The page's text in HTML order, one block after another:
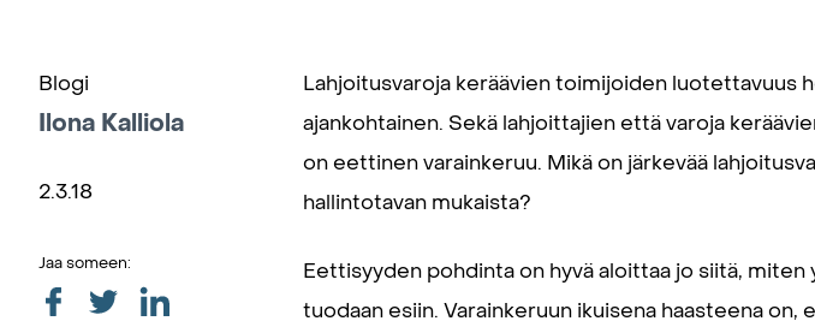
Blogi
Ilona Kalliola
2.3.18
Jaa someen:
Lahjoitusvaroja keräävien toimijoiden luotettavuus
ajankohtainen. Sekä lahjoittajien että varoja
on eettinen varainkeruu. Mikä on järkevää
hallintotavan mukaista?
Eettisyyden pohdinta on hyvä aloittaa jo siitä,
tuodaan esiin. Varainkeruun ikuisena haasteena